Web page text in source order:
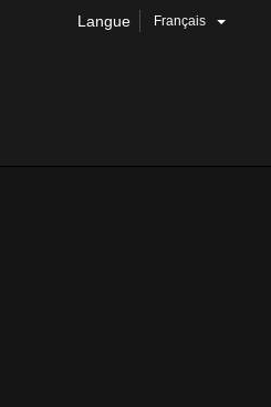
Français
Langue